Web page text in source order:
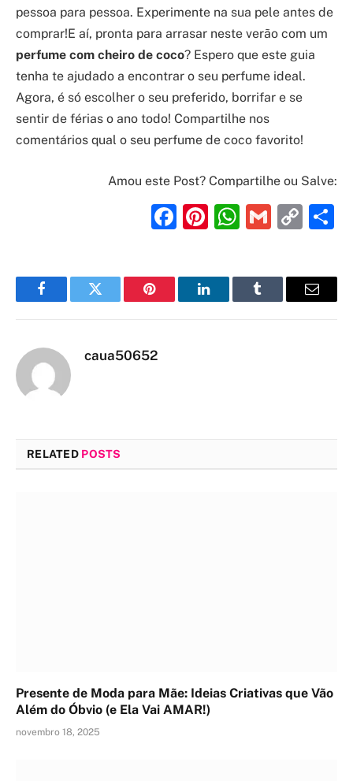
pessoa para pessoa. Experimente na sua pele antes de
comprar!E aí, pronta para arrasar neste verão com um
perfume com cheiro de coco? Espero que este guia
tenha te ajudado a encontrar o seu perfume ideal.
Agora, é só escolher o seu preferido, borrifar e se
sentir de férias o ano todo! Compartilhe nos
comentários qual o seu perfume de coco favorito!
Amou este Post? Compartilhe ou Salve:
Facebook
Pinterest
Gmail
FacebookTwitter Pinterest LinkedInTumblr Email
caua50652
RELATED POSTS
Presente de Moda para Mãe: Ideias Criativas que Vão
Além do Óbvio (e Ela Vai AMAR!)
novembro 18, 2025